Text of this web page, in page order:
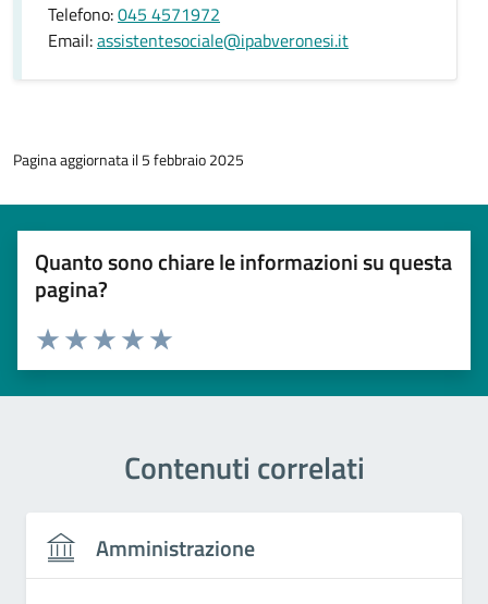
Telefono:045 4571972
Email:assistentesociale@ipabveronesi.it
Pagina aggiornata il 5 febbraio 2025
Quanto sono chiare le informazioni su questa
pagina?
Esprimi una valutazione
Valuta 5 stelle su 5
Valuta 4 stelle su 5
Valuta 3 stelle su 5
Valuta 2 stelle su 5
Valuta 1 stelle su 5
Contenuti correlati
Amministrazione